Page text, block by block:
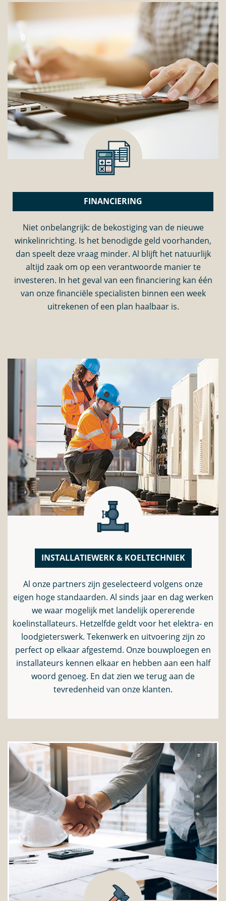
FINANCIERING
Niet onbelangrijk: de bekostiging van de nieuwe
winkelinrichting. Is het benodigde geld voorhanden,
dan speelt deze vraag minder. Al blijft het natuurlijk
altijd zaak om op een verantwoorde manier te
investeren. In het geval van een financiering kan één
van onze financiële specialisten binnen een week
uitrekenen of een plan haalbaar is.
INSTALLATIEWERK & KOELTECHNIEK
Al onze partners zijn geselecteerd volgens onze
eigen hoge standaarden. Al sinds jaar en dag werken
we waar mogelijk met landelijk opererende
koelinstallateurs. Hetzelfde geldt voor het elektra- en
loodgieterswerk. Tekenwerk en uitvoering zijn zo
perfect op elkaar afgestemd. Onze bouwploegen en
installateurs kennen elkaar en hebben aan een half
woord genoeg. En dat zien we terug aan de
tevredenheid van onze klanten.